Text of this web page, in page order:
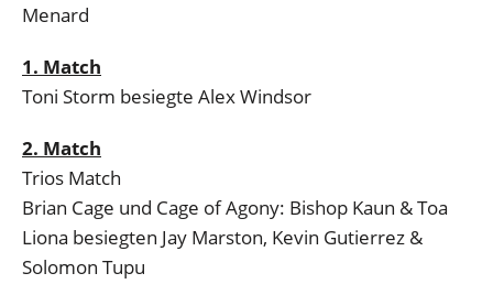
Menard
1. Match
Toni Storm besiegte Alex Windsor
2. Match
Trios Match
Brian Cage und Cage of Agony: Bishop Kaun & Toa
Liona besiegten Jay Marston, Kevin Gutierrez &
Solomon Tupu